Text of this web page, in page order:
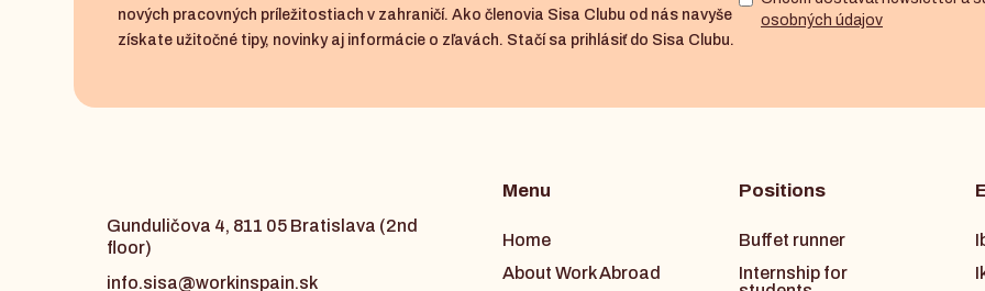
nových pracovných príležitostiach v zahraničí. Ako členovia Sisa Clubu od nás navyše
získate užitočné tipy, novinky aj informácie o zľavách. Stačí sa prihlásiť do Sisa Clubu.
osobných údajov
Gunduličova 4, 811 05 Bratislava (2nd
floor)
info.sisa@workinspain.sk
Menu
Home
About Work Abroad
Positions
Buffet runner
Internship for